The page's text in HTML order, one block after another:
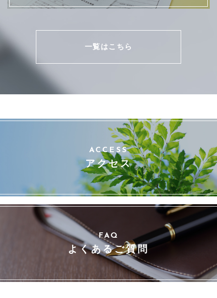
一覧はこちら
ACCESS
アクセス
FAQ
よくあるご質問